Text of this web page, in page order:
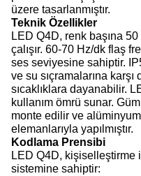
üzere tasarlanmıştır.
Teknik Özellikler
LED Q4D, renk başına
çalışır. 60-70 Hz/dk flaş
ses seviyesine sahiptir.
ve su sıçramalarına karşı
sıcaklıklara dayanabilir.
kullanım ömrü sunar.
monte edilir ve
elemanlarıyla yapılmıştır.
Kodlama Prensibi
LED Q4D, kişiselleştirme
sistemine sahiptir: